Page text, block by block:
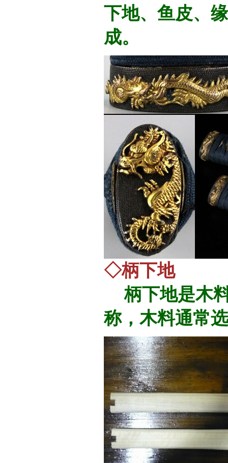
下地、鱼皮、
成。
◇柄下地
柄下地是木
称，木料通常